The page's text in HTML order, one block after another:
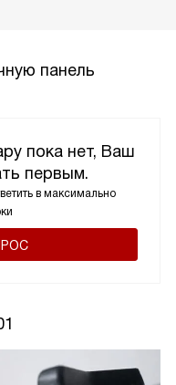
панель
пока нет, Ваш
первым.
в максимально